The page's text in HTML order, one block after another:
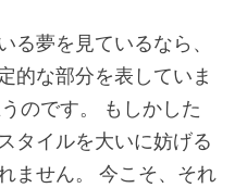
る夢を見ているなら、
的な部分を表していま
のです。 もしかした
タイルを大いに妨げる
ません。 今こそ、それ